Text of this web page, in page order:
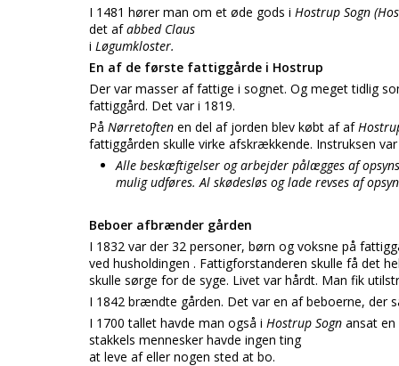
I 1481 hører man om et øde gods i Hostrup Sogn
det afabbed Claus
i Løgumkloster.
En af de første fattiggårde i Hostrup
Der var masser af fattige i sognet. Og meget tidlig
fattiggård. Det var i 1819.
På Nørretoften en del af jorden blev købt af af
fattiggården skulle virke afskrækkende. Instruksen
Alle beskæftigelser og arbejder pålægges af
mulig udføres. Al skødesløs og lade revses af
Beboer afbrænder gården
I 1832 var der 32 personer, børn og voksne på
ved husholdingen . Fattigforstanderen skulle få det
skulle sørge for de syge. Livet var hårdt. Man fik
I 1842 brændte gården. Det var en af beboerne, der
I 1700 tallet havde man også i Hostrup Sogn ansat
stakkels mennesker havde ingen ting
at leve af eller nogen sted at bo.